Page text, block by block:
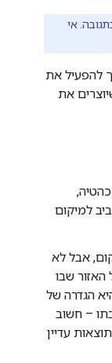
אי
את
את
למיקום
אבל לא
שבו
של
– חשוב
עדיין